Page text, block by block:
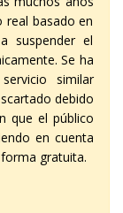
real basado en
suspender el
Se ha
similar
debido
que el público
en cuenta
gratuita.